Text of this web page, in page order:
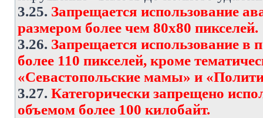
3.25. Запрещается использование
размером более чем 80х80 пикселей.
3.26. Запрещается использование в
более 110 пикселей, кроме
«Севастопольские мамы» и
3.27. Категорически запрещено
объемом более 100 килобайт.